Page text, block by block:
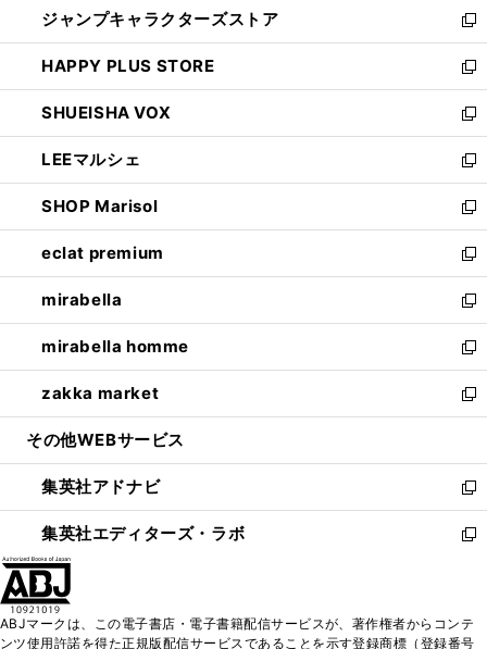
く
ィ
ン
ド
ウ
で
開
く
い
ウ
ィ
ン
ド
ウ
で
開
く
ジャンプキャラクターズストア
新
し
い
ウ
ィ
ン
ド
ウ
で
開
く
HAPPY PLUS STORE
新
し
い
ウ
ィ
ン
ド
ウ
で
開
く
SHUEISHA VOX
新
し
い
ウ
ィ
ン
ド
ウ
で
開
く
LEEマルシェ
新
し
い
ウ
ィ
ン
ド
ウ
で
開
く
SHOP Marisol
新
し
い
ウ
ィ
ン
ド
ウ
で
開
eclat premium
新
し
い
ウ
ィ
ン
ド
ウ
開
く
mirabella
新
し
い
ウ
ィ
ン
ウ
で
開
く
mirabella homme
新
し
い
ウ
ン
ド
ウ
で
zakka market
新
し
ウ
ィ
ン
ド
く
その他WEBサービス
集英社アドナビ
新
し
い
ド
集英社エディターズ・ラボ
新
ィ
ABJマークは、この電子書店・電子書籍配信サービスが、著作権者からコンテ
ンツ使用許諾を得た正規版配信サービスであることを示す登録商標（登録番号